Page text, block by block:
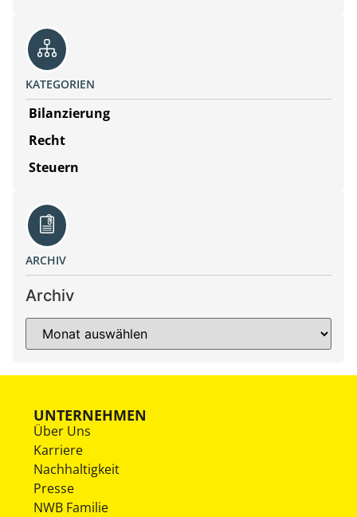
KATEGORIEN
Bilanzierung
Recht
Steuern
ARCHIV
Archiv
UNTERNEHMEN
Über Uns
Karriere
Nachhaltigkeit
Presse
NWB Familie